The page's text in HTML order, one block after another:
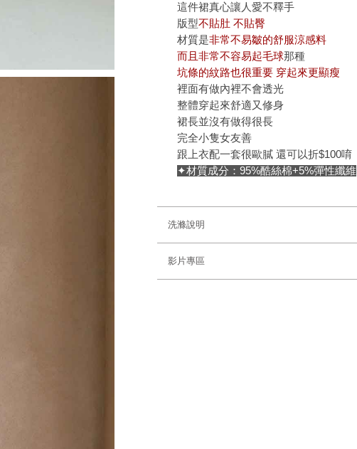
這件裙真心讓人愛不釋手
版型不貼肚 不貼臀
材質是非常不易皺的舒服涼感料
而且非常不容易起毛球那種
坑條的紋路也很重要 穿起來更顯瘦
裡面有做內裡不會透光
整體穿起來舒適又修身
裙長並沒有做得很長
完全小隻女友善
跟上衣配一套很歐膩 還可以折$100唷
✦材質成分：95%酷絲棉+5%彈性纖維
洗滌說明
影片專區